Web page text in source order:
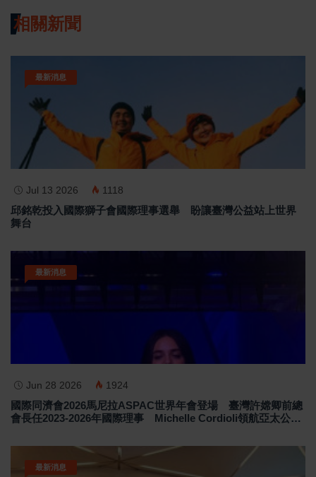
相關新聞
最新消息
Jul 13 2026 1118
邱銘乾投入國際獅子會國際理事選舉 盼讓臺灣公益站上世界
舞台
最新消息
Jun 28 2026 1924
國際同濟會2026馬尼拉ASPAC世界年會登場 臺灣許嫦卿前總
會長任2023-2026年國際理事 Michelle Cordioli領航亞太公益
最新消息